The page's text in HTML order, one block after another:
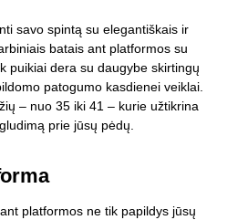
savo spintą su elegantiškais ir
batais ant platformos su
puikiai dera su daugybe skirtingų
patogumo kasdienei veiklai.
– nuo 35 iki 41 – kurie užtikrina
prie jūsų pėdų.
platformos ne tik papildys jūsų